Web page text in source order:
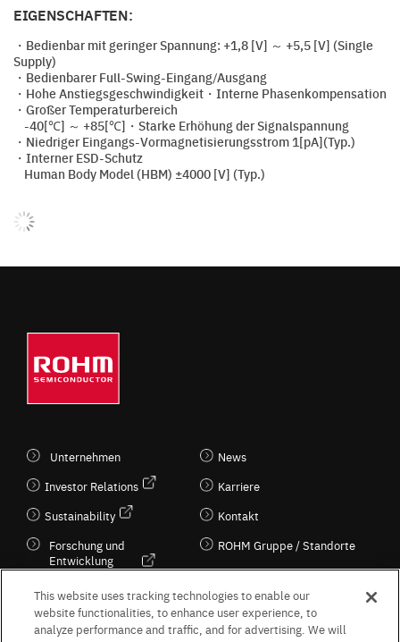
EIGENSCHAFTEN:
・Bedienbar mit geringer Spannung: +1,8 [V] ～ +5,5 [V] (Single
Supply)
・Bedienbarer Full-Swing-Eingang/Ausgang
・Hohe Anstiegsgeschwindigkeit・Interne Phasenkompensation
・Großer Temperaturbereich
-40[℃] ～ +85[℃]・Starke Erhöhung der Signalspannung
・Niedriger Eingangs-Vormagnetisierungsstrom 1[pA](Typ.)
・Interner ESD-Schutz
Human Body Model (HBM) ±4000 [V] (Typ.)
Unternehmen
Investor Relations
Sustainability
Forschung und
Entwicklung
Kultur / Wirtschaft
News
Karriere
Kontakt
ROHM Gruppe / Standorte
This website uses tracking technologies to enable our
website functionalities, to enhance user experience, to
analyze performance and traffic, and for advertising. We will